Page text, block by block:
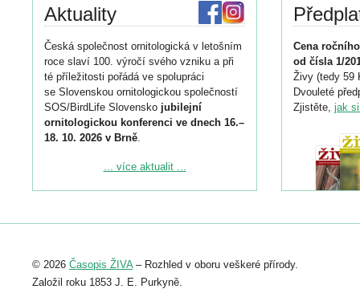
Aktuality
Česká společnost ornitologická v letošním
roce slaví 100. výročí svého vzniku a při
té příležitosti pořádá ve spolupráci
se Slovenskou ornitologickou společností
SOS/BirdLife Slovensko jubilejní
ornitologickou konferenci ve dnech 16.–
18. 10. 2026 v Brně.
Podrobnější informace ke konferenci
Registrovat se můžete do 6. září.
abstraktu přihlášené přednášky nebo
posteru je už 30. června.
... více aktualit ...
Cena
od čísla 1/
Živy (tedy 59
Dvouleté
Zjistěte, jak
© 2026 Časopis ŽIVA– Rozhled v oboru veškeré přírody.
Založil roku 1853 J. E. Purkyně.